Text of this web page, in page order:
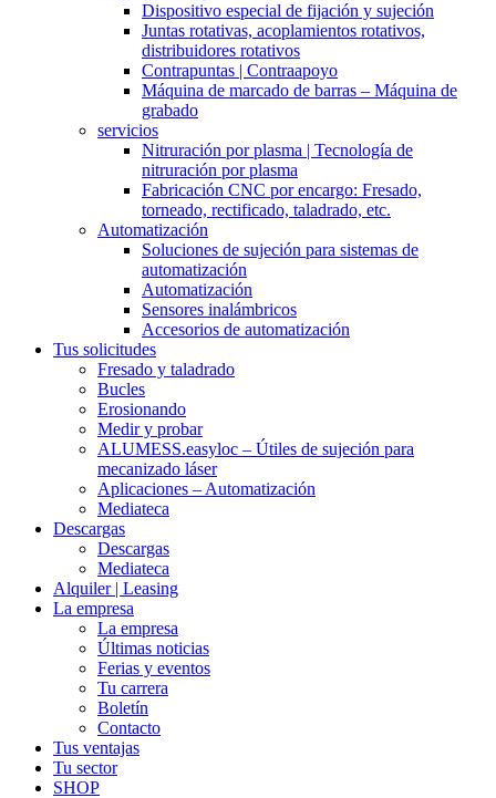
Dispositivo especial de fijación y sujeción
Juntas rotativas, acoplamientos rotativos,
distribuidores rotativos
Contrapuntas | Contraapoyo
Máquina de marcado de barras – Máquina de
grabado
servicios
Nitruración por plasma | Tecnología de
nitruración por plasma
Fabricación CNC por encargo: Fresado,
torneado, rectificado, taladrado, etc.
Automatización
Soluciones de sujeción para sistemas de
automatización
Automatización
Sensores inalámbricos
Accesorios de automatización
Tus solicitudes
Fresado y taladrado
Bucles
Erosionando
Medir y probar
ALUMESS.easyloc – Útiles de sujeción para
mecanizado láser
Aplicaciones – Automatización
Mediateca
Descargas
Descargas
Mediateca
Alquiler | Leasing
La empresa
La empresa
Últimas noticias
Ferias y eventos
Tu carrera
Boletín
Contacto
Tus ventajas
Tu sector
SHOP